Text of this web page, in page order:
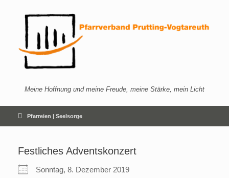
Meine Hoffnung und meine Freude, meine Stärke, mein Licht
Pfarreien | Seelsorge
Festliches Adventskonzert
Sonntag, 8. Dezember 2019